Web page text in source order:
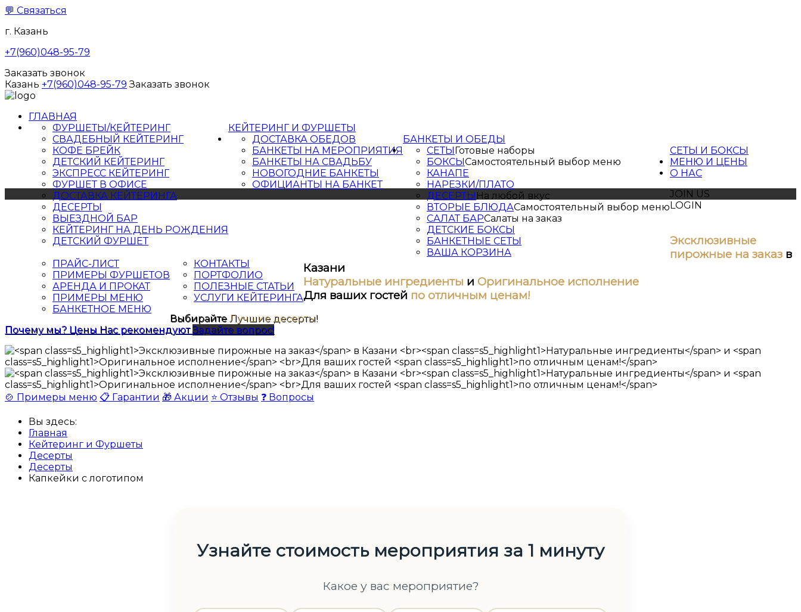
💬 Связаться
г. Казань
+7(960)048-95-79
Заказать звонок
Казань +7(960)048-95-79 Заказать звонок
ГЛАВНАЯ
КЕЙТЕРИНГ И ФУРШЕТЫ
ФУРШЕТЫ/КЕЙТЕРИНГ
СВАДЕБНЫЙ КЕЙТЕРИНГ
КОФЕ БРЕЙК
ДЕТСКИЙ КЕЙТЕРИНГ
ЭКСПРЕСС КЕЙТЕРИНГ
ФУРШЕТ В ОФИСЕ
ДОСТАВКА КЕЙТЕРИНГА
ДЕСЕРТЫ
ВЫЕЗДНОЙ БАР
КЕЙТЕРИНГ НА ДЕНЬ РОЖДЕНИЯ
ДЕТСКИЙ ФУРШЕТ
БАНКЕТЫ И ОБЕДЫ
ДОСТАВКА ОБЕДОВ
БАНКЕТЫ НА МЕРОПРИЯТИЯ
БАНКЕТЫ НА СВАДЬБУ
НОВОГОДНИЕ БАНКЕТЫ
ОФИЦИАНТЫ НА БАНКЕТ
СЕТЫ И БОКСЫ
СЕТЫГотовые наборы
БОКСЫСамостоятельный выбор меню
КАНАПЕ
НАРЕЗКИ/ПЛАТО
ДЕСЕРТЫ На любой вкус
ВТОРЫЕ БЛЮДАСамостоятельный выбор меню
САЛАТ БАРСалаты на заказ
ДЕТСКИЕ БОКСЫ
БАНКЕТНЫЕ СЕТЫ
ВАША КОРЗИНА
МЕНЮ И ЦЕНЫ
ПРАЙС-ЛИСТ
ПРИМЕРЫ ФУРШЕТОВ
АРЕНДА И ПРОКАТ
ПРИМЕРЫ МЕНЮ
БАНКЕТНОЕ МЕНЮ
О НАС
КОНТАКТЫ
ПОРТФОЛИО
ПОЛЕЗНЫЕ СТАТЬИ
УСЛУГИ КЕЙТЕРИНГА
JOIN US
LOGIN
Эксклюзивные
пирожные на заказ в
Казани
Натуральные ингредиенты и Оригинальное исполнение
Для ваших гостей по отличным ценам!
Выбирайте Лучшие десерты!
Почему мы? Цены Нас рекомендуютЗадайте вопрос!
🍲 Примеры меню 📋 Гарантии 🎁 Акции ⭐ Отзывы ❓ Вопросы
Вы здесь:
Главная
Кейтеринг и Фуршеты
Десерты
Десерты
Капкейки с логотипом
Узнайте стоимость мероприятия за 1 минуту
Какое у вас мероприятие?